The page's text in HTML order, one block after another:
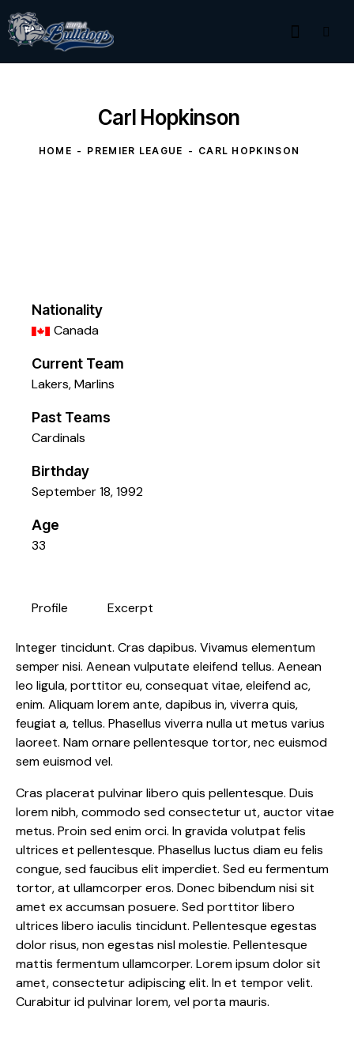
Carl Hopkinson
HOME PREMIER LEAGUE CARL HOPKINSON
Nationality
Canada
Current Team
Lakers,Marlins
Past Teams
Cardinals
Birthday
September 18, 1992
Age
33
Profile Excerpt
Integer tincidunt. Cras dapibus. Vivamus elementum
semper nisi. Aenean vulputate eleifend tellus. Aenean
leo ligula, porttitor eu, consequat vitae, eleifend ac,
enim. Aliquam lorem ante, dapibus in, viverra quis,
feugiat a, tellus. Phasellus viverra nulla ut metus varius
laoreet. Nam ornare pellentesque tortor, nec euismod
sem euismod vel.
Cras placerat pulvinar libero quis pellentesque. Duis
lorem nibh, commodo sed consectetur ut, auctor vitae
metus. Proin sed enim orci. In gravida volutpat felis
ultrices et pellentesque. Phasellus luctus diam eu felis
congue, sed faucibus elit imperdiet. Sed eu fermentum
tortor, at ullamcorper eros. Donec bibendum nisi sit
amet ex accumsan posuere. Sed porttitor libero
ultrices libero iaculis tincidunt. Pellentesque egestas
dolor risus, non egestas nisl molestie. Pellentesque
mattis fermentum ullamcorper. Lorem ipsum dolor sit
amet, consectetur adipiscing elit. In et tempor velit.
Curabitur id pulvinar lorem, vel porta mauris.